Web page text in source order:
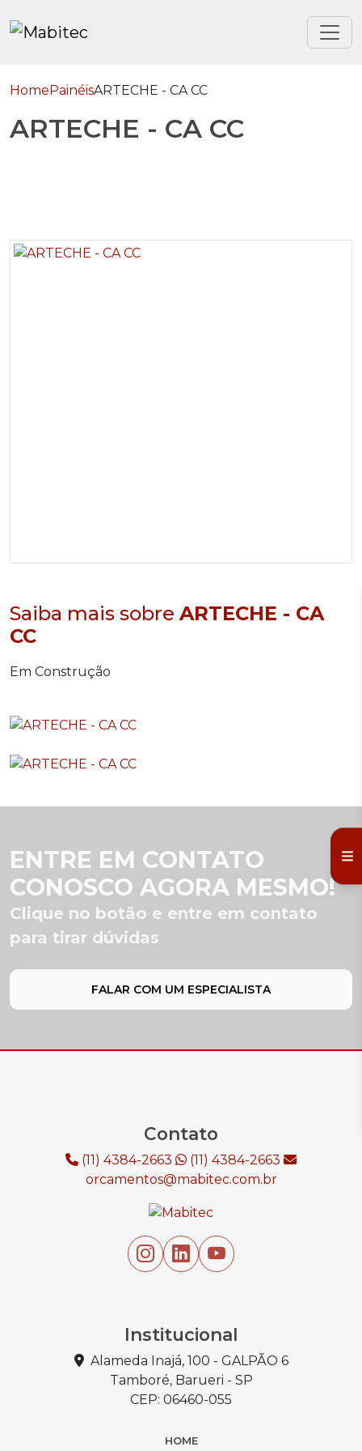
HomePainéisARTECHE - CA CC
ARTECHE - CA CC
Saiba mais sobre ARTECHE - CA
CC
Em Construção
ENTRE EM CONTATO
CONOSCO AGORA MESMO!
Clique no botão e entre em contato
para tirar dúvidas
FALAR COM UM ESPECIALISTA
Contato
(11) 4384-2663
(11) 4384-2663
orcamentos@mabitec.com.br
Institucional
Alameda Inajá, 100 - GALPÃO 6
Tamboré, Barueri - SP
CEP: 06460-055
HOME